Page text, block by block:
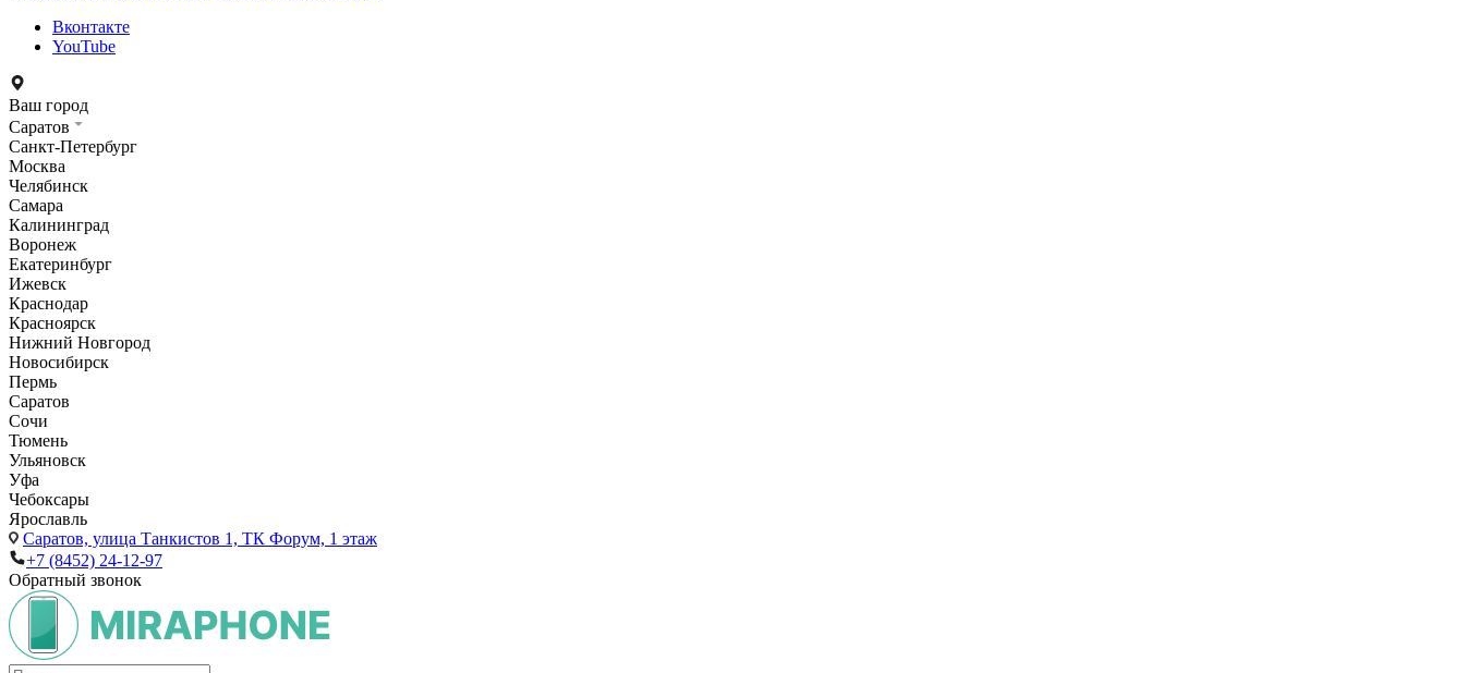
Вконтакте
YouTube
Ваш город
Саратов
Санкт-Петербург
Москва
Челябинск
Самара
Калининград
Воронеж
Екатеринбург
Ижевск
Краснодар
Красноярск
Нижний Новгород
Новосибирск
Пермь
Саратов
Сочи
Тюмень
Ульяновск
Уфа
Чебоксары
Ярославль
Саратов, улица Танкистов 1, ТК Форум, 1 этаж
+7 (8452) 24-12-97
Обратный звонок